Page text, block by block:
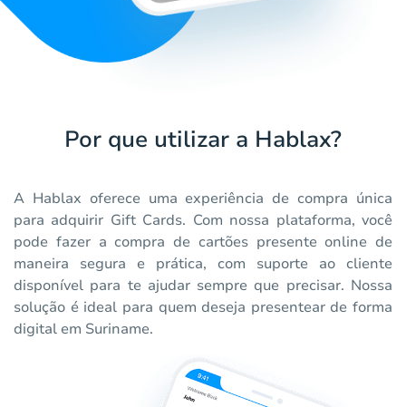
Por que utilizar a Hablax?
A Hablax oferece uma experiência de compra única
para adquirir Gift Cards. Com nossa plataforma, você
pode fazer a compra de cartões presente online de
maneira segura e prática, com suporte ao cliente
disponível para te ajudar sempre que precisar. Nossa
solução é ideal para quem deseja presentear de forma
digital em Suriname.